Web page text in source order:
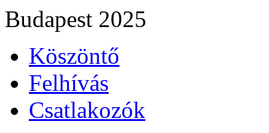
Budapest 2025
Köszöntő
Felhívás
Csatlakozók